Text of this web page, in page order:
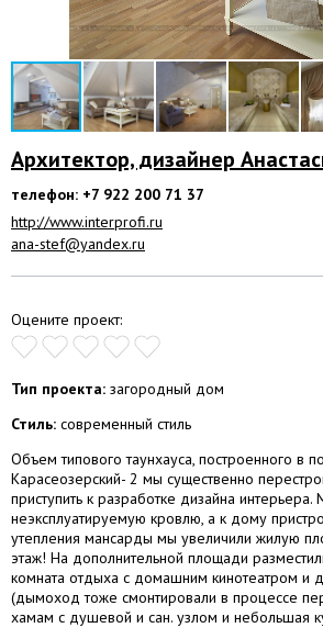
Архитектор, дизайнер
телефон: +7 922 200 71 37
http://www.interprofi.ru
ana-stef@yandex.ru
Оцените проект:
Тип проекта: загородный дом
Стиль: современный стиль
Объем типового таунхауса, построенного в
Карасеозерский- 2 мы существенно
приступить к разработке дизайна интерьера.
неэксплуатируемую кровлю, а к дому
утепления мансарды мы увеличили жилую
этаж! На дополнительной площади
комната отдыха с домашним кинотеатром и
(дымоход тоже смонтировали в процессе
хамам с душевой и сан. узлом и небольшая